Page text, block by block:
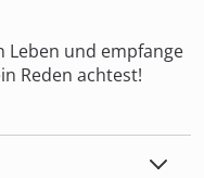
Leben und empfange
Reden achtest!